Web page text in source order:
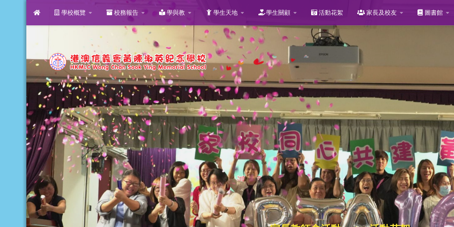
Skip to content
學校概覽 校務報告 學與教 學生天地 學生關顧 活動花絮 家長及校友 圖書館